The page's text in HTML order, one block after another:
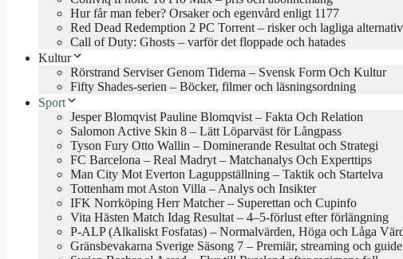
Hur får man feber? Orsaker och egenvård enligt 1177
Red Dead Redemption 2 PC Torrent – risker och lagliga alternativ
Call of Duty: Ghosts – varför det floppade och hatades
Kultur
Rörstrand Serviser Genom Tiderna – Svensk Form Och Kultur
Fifty Shades-serien – Böcker, filmer och läsningsordning
Sport
Jesper Blomqvist Pauline Blomqvist – Fakta Och Relation
Salomon Active Skin 8 – Lätt Löparväst för Långpass
Tyson Fury Otto Wallin – Dominerande Resultat och Strategi
FC Barcelona – Real Madryt – Matchanalys Och Experttips
Man City Mot Everton Laguppställning – Taktik och Startelva
Tottenham mot Aston Villa – Analys och Insikter
IFK Norrköping Herr Matcher – Superettan och Cupinfo
Vita Hästen Match Idag Resultat – 4–5-förlust efter förlängning
P-ALP (Alkaliskt Fosfatas) – Normalvärden, Höga och Låga
Gränsbevakarna Sverige Säsong 7 – Premiär, streaming och guide